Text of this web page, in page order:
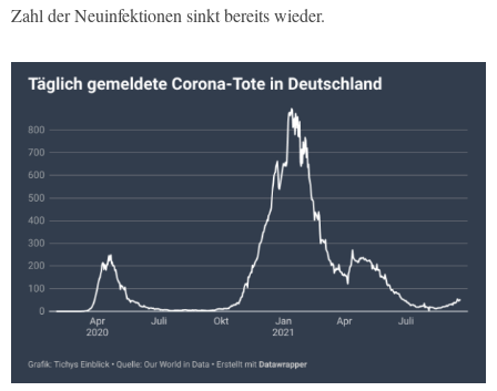
Zahl der Neuinfektionen sinkt bereits wieder.